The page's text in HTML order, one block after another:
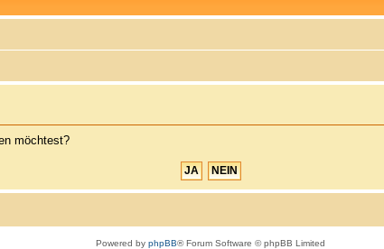
möchtest?
Powered by phpBB® Forum Software © phpBB Limited